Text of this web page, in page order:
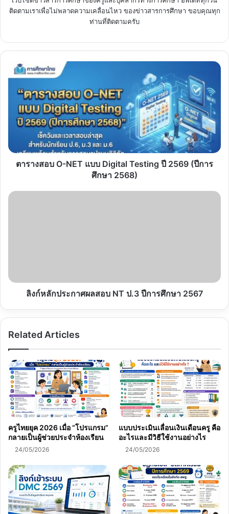
ติดตามเราเพื่อไม่พลาดความเคลื่อนไหว ของข่าวสารการศึกษา ขอบคุณทุก
ท่านที่ติดตามครับ
ตาราง
สอบ
แบบ
Digital
Testing
2569
2568)
ตารางสอบ O-NET แบบ Digital Testing ปี 2569 (ปีการ
ศึกษา 2568)
ลิงก์
การ
ลิงก์หลักประกาศผลสอบ NT ป.3 ปีการศึกษา 2567
Related Articles
ครูไทยยุค 2026 เมื่อ “โปรแกรม”
กลายเป็นผู้ช่วยประจำห้องเรียน
24/05/2026
แบบประเมินเลื่อนเงินเดือนครู คือ
อะไรและมีวิธีใช้งานอย่างไร
24/05/2026